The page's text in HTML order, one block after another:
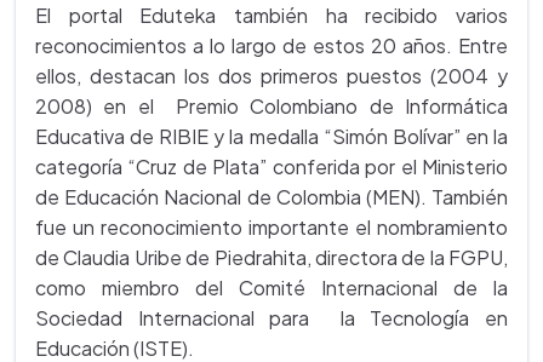
El portal Eduteka también ha recibido varios
reconocimientos a lo largo de estos 20 años. Entre
ellos, destacan los dos primeros puestos (2004 y
2008) en el Premio Colombiano de Informática
Educativa de RIBIE y la medalla “Simón Bolívar” en la
categoría “Cruz de Plata” conferida por el Ministerio
de Educación Nacional de Colombia (MEN). También
fue un reconocimiento importante el nombramiento
de Claudia Uribe de Piedrahita, directora de la FGPU,
como miembro del Comité Internacional de la
Sociedad Internacional para la Tecnología en
Educación (ISTE).